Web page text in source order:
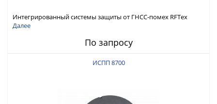
Интегрированный системы защиты от ГНСС-помех RFТех
ИСПП 8800
Далее
По запросу
ИСПП 8700